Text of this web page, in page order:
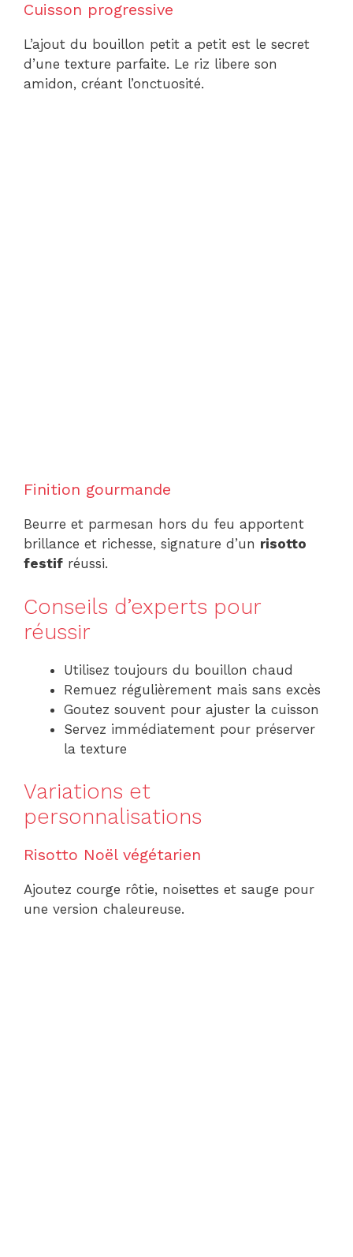
Cuisson progressive
L’ajout du bouillon petit a petit est le secret
d’une texture parfaite. Le riz libere son
amidon, créant l’onctuosité.
Finition gourmande
Beurre et parmesan hors du feu apportent
brillance et richesse, signature d’un risotto
festif réussi.
Conseils d’experts pour
réussir
Utilisez toujours du bouillon chaud
Remuez régulièrement mais sans excès
Goutez souvent pour ajuster la cuisson
Servez immédiatement pour préserver
la texture
Variations et
personnalisations
Risotto Noël végétarien
Ajoutez courge rôtie, noisettes et sauge pour
une version chaleureuse.